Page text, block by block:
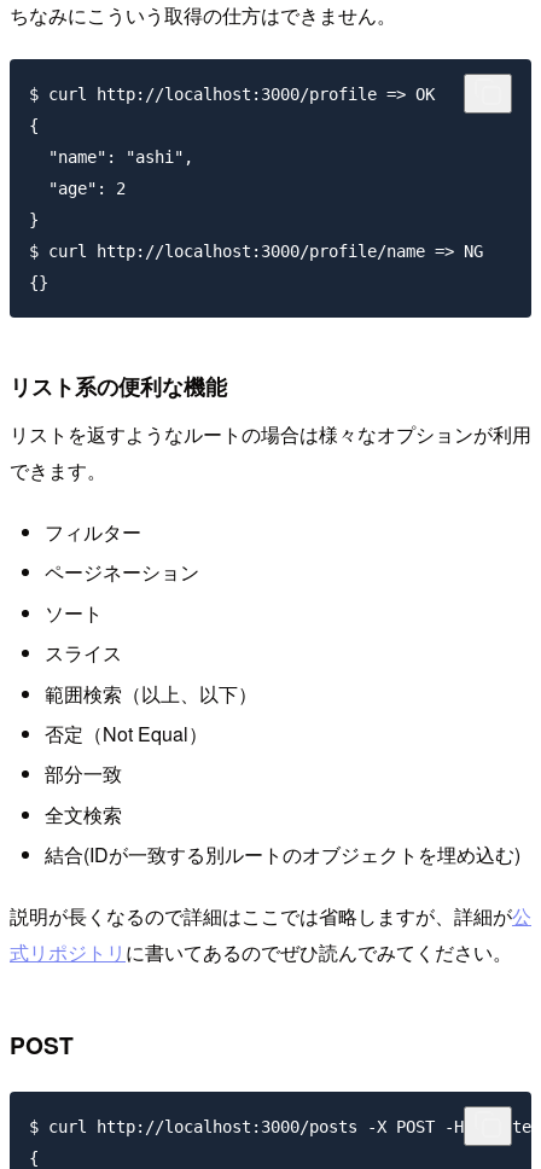
ちなみにこういう取得の仕方はできません。
$ curl http://localhost:3000/profile => OK
{
  "name": "ashi",
  "age": 2
}
$ curl http://localhost:3000/profile/name => NG
リスト系の便利な機能
リストを返すようなルートの場合は様々なオプションが利用
できます。
フィルター
ページネーション
ソート
スライス
範囲検索（以上、以下）
否定（Not Equal）
部分一致
全文検索
結合(IDが一致する別ルートのオブジェクトを埋め込む)
説明が長くなるので詳細はここでは省略しますが、詳細が公
式リポジトリ に書いてあるのでぜひ読んでみてください。
POST
$ curl http://localhost:3000/posts -X POST -H
{